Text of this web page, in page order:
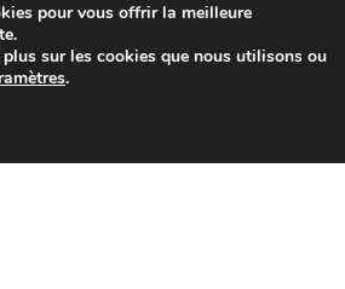
pour vous offrir la meilleure
sur les cookies que nous utilisons ou
.